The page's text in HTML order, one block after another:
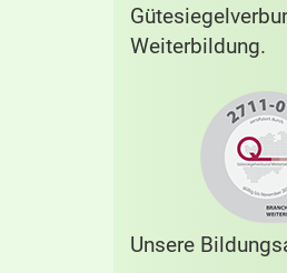
Weiterbildung.
Unsere